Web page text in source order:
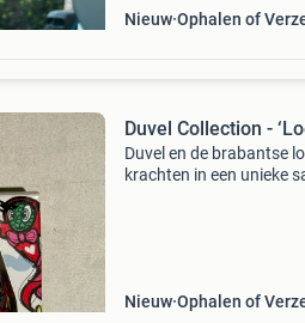
Nieuw Ophalen of
Duvel Collection -
Duvel en de brabantse
krachten in een unieke
Nieuw Ophalen of